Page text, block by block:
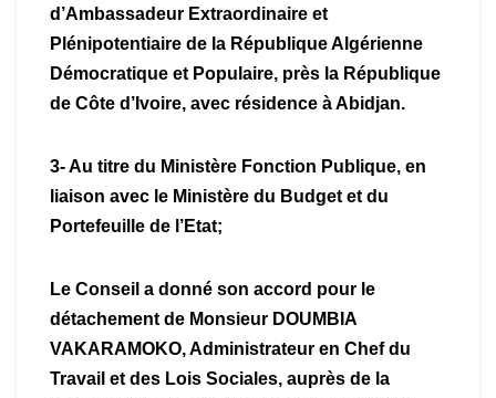
d’Ambassadeur Extraordinaire et
Plénipotentiaire de la République Algérienne
Démocratique et Populaire, près la République
de Côte d’Ivoire, avec résidence à Abidjan.
3- Au titre du Ministère Fonction Publique, en
liaison avec le Ministère du Budget et du
Portefeuille de l’Etat;
Le Conseil a donné son accord pour le
détachement de Monsieur DOUMBIA
VAKARAMOKO, Administrateur en Chef du
Travail et des Lois Sociales, auprès de la